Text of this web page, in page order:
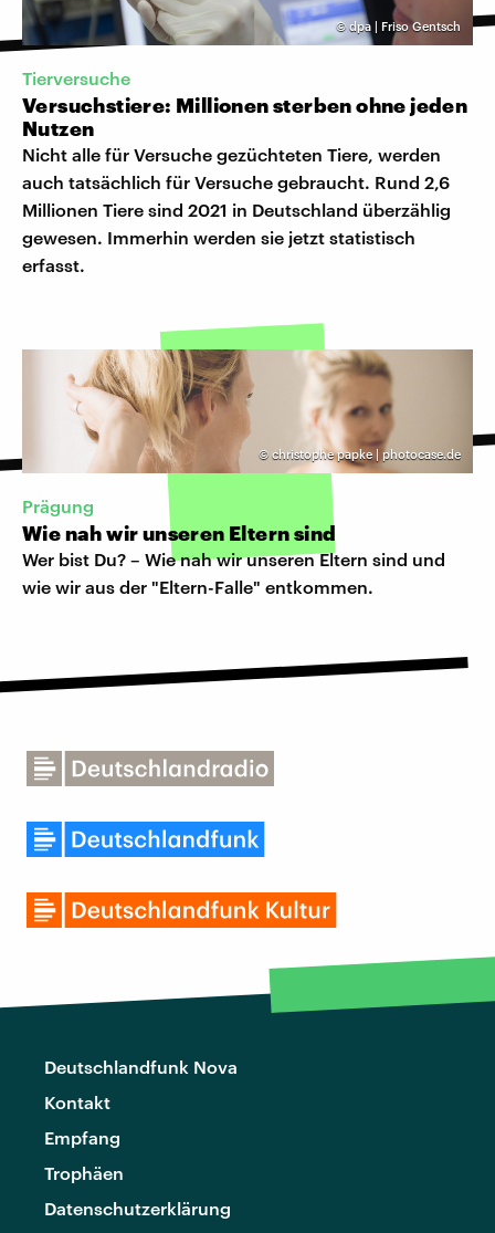
© dpa | Friso Gentsch
Tierversuche
Versuchstiere: Millionen sterben ohne jeden
Nutzen
Nicht alle für Versuche gezüchteten Tiere, werden
auch tatsächlich für Versuche gebraucht. Rund 2,6
Millionen Tiere sind 2021 in Deutschland überzählig
gewesen. Immerhin werden sie jetzt statistisch
erfasst.
© christophe papke | photocase.de
Prägung
Wie nah wir unseren Eltern sind
Wer bist Du? – Wie nah wir unseren Eltern sind und
wie wir aus der "Eltern-Falle" entkommen.
Deutschlandfunk Nova
Kontakt
Empfang
Trophäen
Datenschutzerklärung